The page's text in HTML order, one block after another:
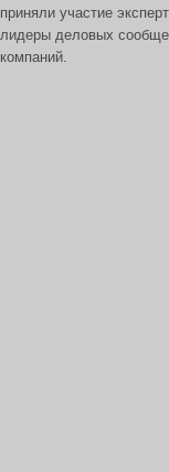
приняли участие
лидеры деловых
компаний.